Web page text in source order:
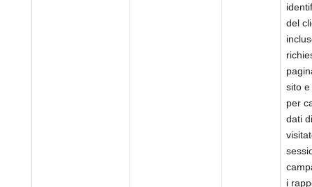
del
sito e
per
dati di
i